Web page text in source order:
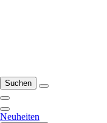
Suchen
Neuheiten